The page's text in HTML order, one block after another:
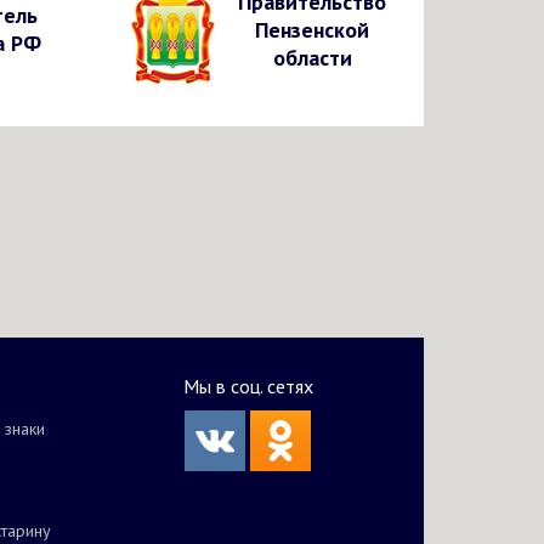
РФ
Пензенской
области
Мы в соц. сетях